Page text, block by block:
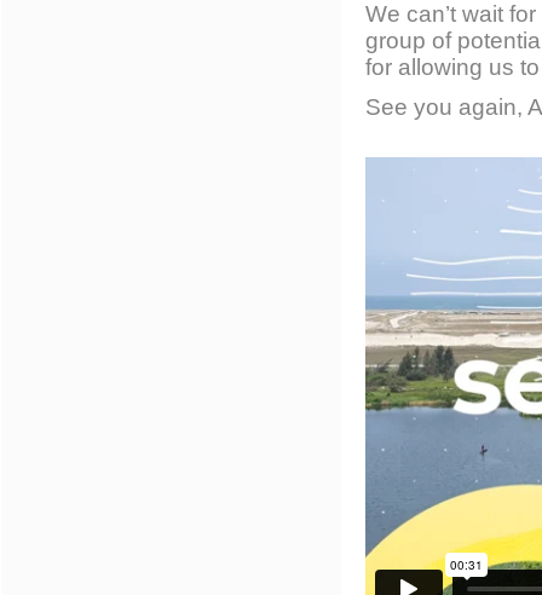
We can’t wait
group of
for allowing us
See you again,